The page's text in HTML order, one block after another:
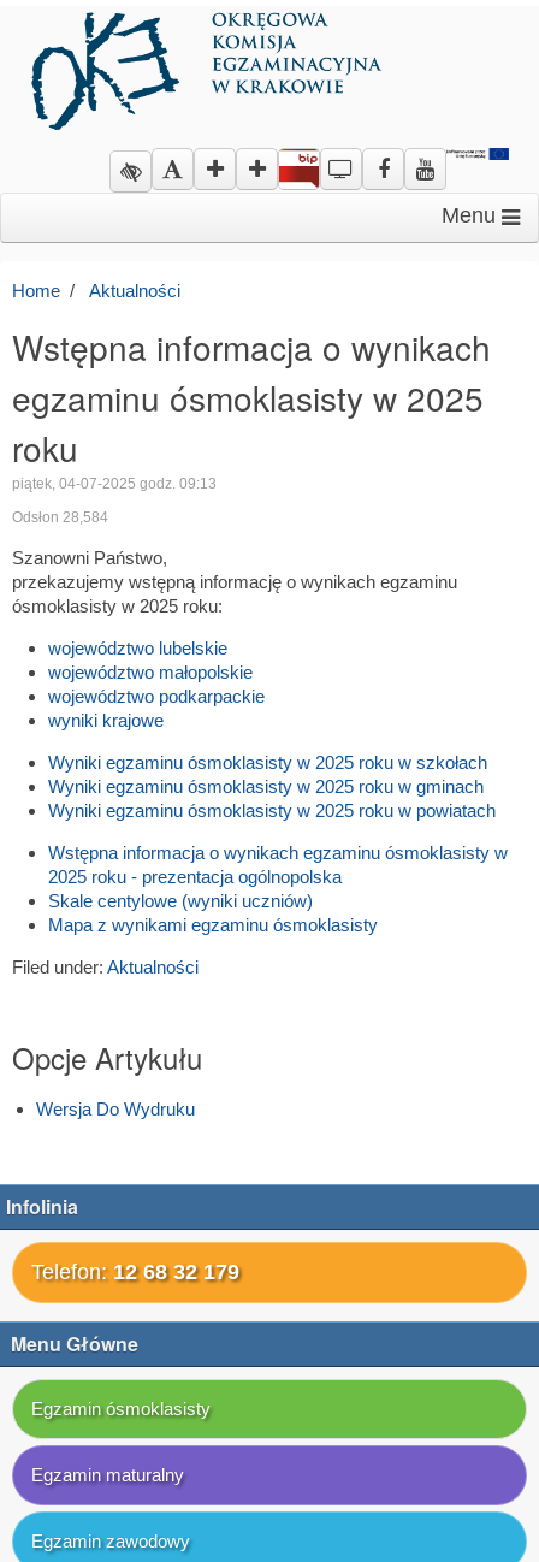
Menu
Home Aktualności
Wstępna informacja o wynikach
egzaminu ósmoklasisty w 2025
roku
piątek, 04-07-2025 godz. 09:13
Odsłon 28,584
Szanowni Państwo,
przekazujemy wstępną informację o wynikach egzaminu
ósmoklasisty w 2025 roku:
województwo lubelskie
województwo małopolskie
województwo podkarpackie
wyniki krajowe
Wyniki egzaminu ósmoklasisty w 2025 roku w szkołach
Wyniki egzaminu ósmoklasisty w 2025 roku w gminach
Wyniki egzaminu ósmoklasisty w 2025 roku w powiatach
Wstępna informacja o wynikach egzaminu ósmoklasisty w
2025 roku - prezentacja ogólnopolska
Skale centylowe (wyniki uczniów)
Mapa z wynikami egzaminu ósmoklasisty
Filed under: Aktualności
Opcje Artykułu
Wersja Do Wydruku
Infolinia
Telefon: 12 68 32 179
Menu Główne
Egzamin ósmoklasisty
Egzamin maturalny
Egzamin zawodowy